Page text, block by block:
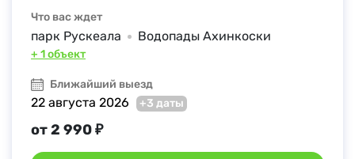
Что вас ждет
парк Рускеала Водопады Ахинкоски
+ 1 объект
Ближайший выезд
22 августа 2026 +3 даты
от 2 990 ₽